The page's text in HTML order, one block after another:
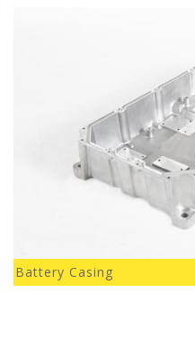
Battery Casing